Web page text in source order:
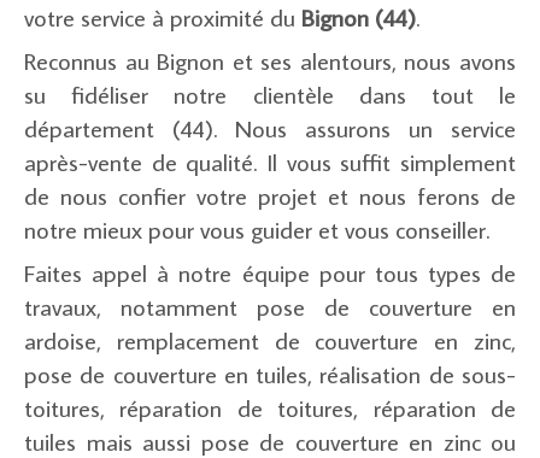
votre service à proximité du Bignon (44).
Reconnus au Bignon et ses alentours, nous avons
su fidéliser notre clientèle dans tout le
département (44). Nous assurons un service
après-vente de qualité. Il vous suffit simplement
de nous confier votre projet et nous ferons de
notre mieux pour vous guider et vous conseiller.
Faites appel à notre équipe pour tous types de
travaux, notamment pose de couverture en
ardoise, remplacement de couverture en zinc,
pose de couverture en tuiles, réalisation de sous-
toitures, réparation de toitures, réparation de
tuiles mais aussi pose de couverture en zinc ou